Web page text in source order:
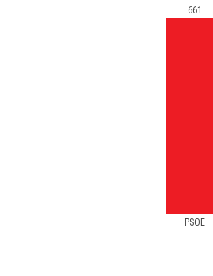
PSOE
661